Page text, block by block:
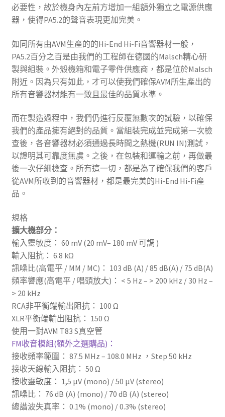
必要性，故於機身內左前方增加一組額外獨立之電源供應
器，使得PA5.2的聲音表現更加完美。
如同所有由AVM生產的的Hi-End Hi-Fi音響器材一般，
PA5.2百分之百是由我們的工程師在德國的Malsch精心研
製與組裝。外殼機箱和電子零件供應商，都是位於Malsch
附近。因為只有如此，才可以使我們確保AVM所生產出的
所有音響器材能有一致且最佳的品質水準。
而在製造過程中，我們仍進行反覆無數次的試驗，以確保
我們的產品擁有絕對的品質。當組裝完成並完成第一次檢
查後，各音響器材必須通過長時間之熱機(RUN IN)測試，
以證明其可靠度無虞。之後，在包裝和運輸之前，再做最
後一次仔細檢查。所有這一切，都是為了確保我們的客戶
從AVM所收到的音響器材，都是最完美的Hi-End Hi-Fi產
品。
規格
擴大機部分：
輸入靈敏度： 60 mV (20 mV– 180 mV 可調 )
輸入阻抗： 6.8 kΩ
訊噪比(高電平 / MM / MC)： 103 dB (A) / 85 dB(A) / 75 dB(A)
頻率響應(高電平 / 唱頭放大)： < 5 Hz – > 200 kHz / 30 Hz –
> 20 kHz
RCA非平衡端輸出阻抗： 100 Ω
XLR平衡端輸出阻抗： 150 Ω
使用一對AVM T83 S真空管
FM收音模組(額外之選購品)：
接收頻率範圍： 87.5 MHz – 108.0 MHz ，Step 50 kHz
接收天線輸入阻抗： 50 Ω
接收靈敏度： 1,5 μV (mono) / 50 μV (stereo)
訊噪比： 76 dB (A) (mono) / 70 dB (A) (stereo)
總諧波失真率： 0.1% (mono) / 0.3% (stereo)